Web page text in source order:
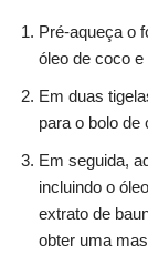
Pré-aqueça o
óleo de coco
Em duas
para o bolo de
Em seguida,
incluindo o
extrato de
obter uma